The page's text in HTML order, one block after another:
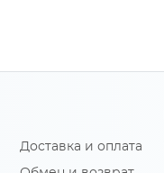
Доставка и оплата